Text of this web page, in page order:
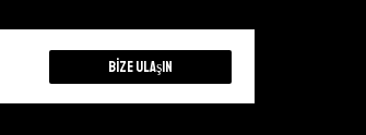
adet
Bize Ulaşın